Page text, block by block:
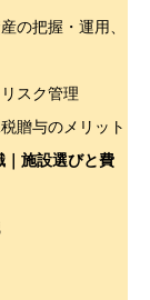
の把握・運用、
スク管理
贈与のメリット
｜施設選びと費